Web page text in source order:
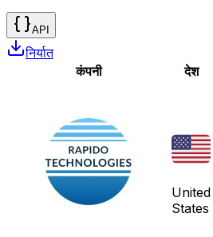
API
निर्यात
कंपनी
देश
United
States